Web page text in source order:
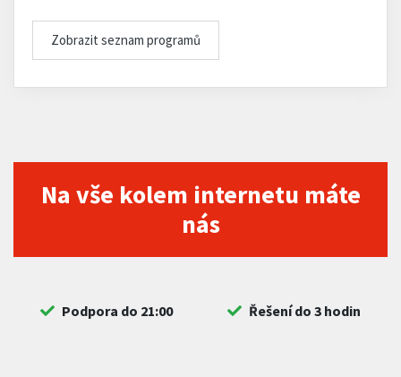
Zobrazit seznam programů
Na vše kolem internetu máte
nás
Podpora do 21:00 Řešení do 3 hodin